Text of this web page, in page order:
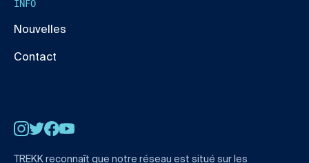
INFO
Nouvelles
Contact
Instagram
Twitter
Facebook
TREKK reconnaît que notre réseau est situé sur les